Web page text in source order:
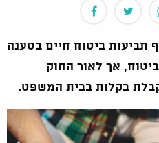
תביעות ביטוח חיים בטענה
אך לאור החוק
בקלות בבית המשפט.